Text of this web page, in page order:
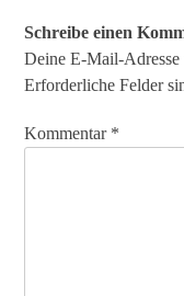
Schreibe einen
Deine E-Mail-
Erforderliche Felder
Kommentar *